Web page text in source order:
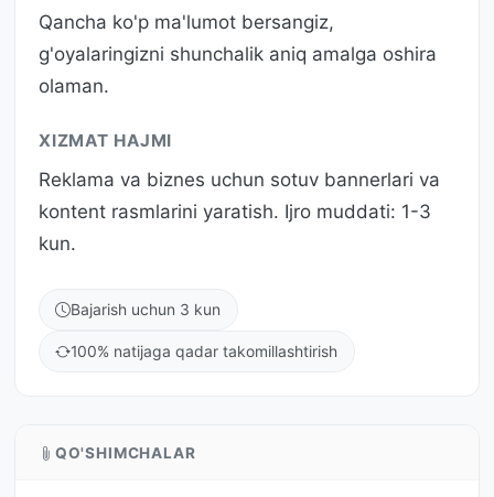
Qancha ko'p ma'lumot bersangiz,
g'oyalaringizni shunchalik aniq amalga oshira
olaman.
XIZMAT HAJMI
Reklama va biznes uchun sotuv bannerlari va
kontent rasmlarini yaratish. Ijro muddati: 1-3
kun.
Bajarish uchun 3 kun
100% natijaga qadar takomillashtirish
QO'SHIMCHALAR